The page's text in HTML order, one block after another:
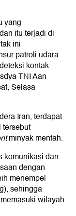
yang
itu terjadi di
ini
patroli udara
kontak
TNI Aan
Selasa
Iran, terdapat
minyak mentah.
komunikasi dan
dengan
menempel
sehingga
wilayah